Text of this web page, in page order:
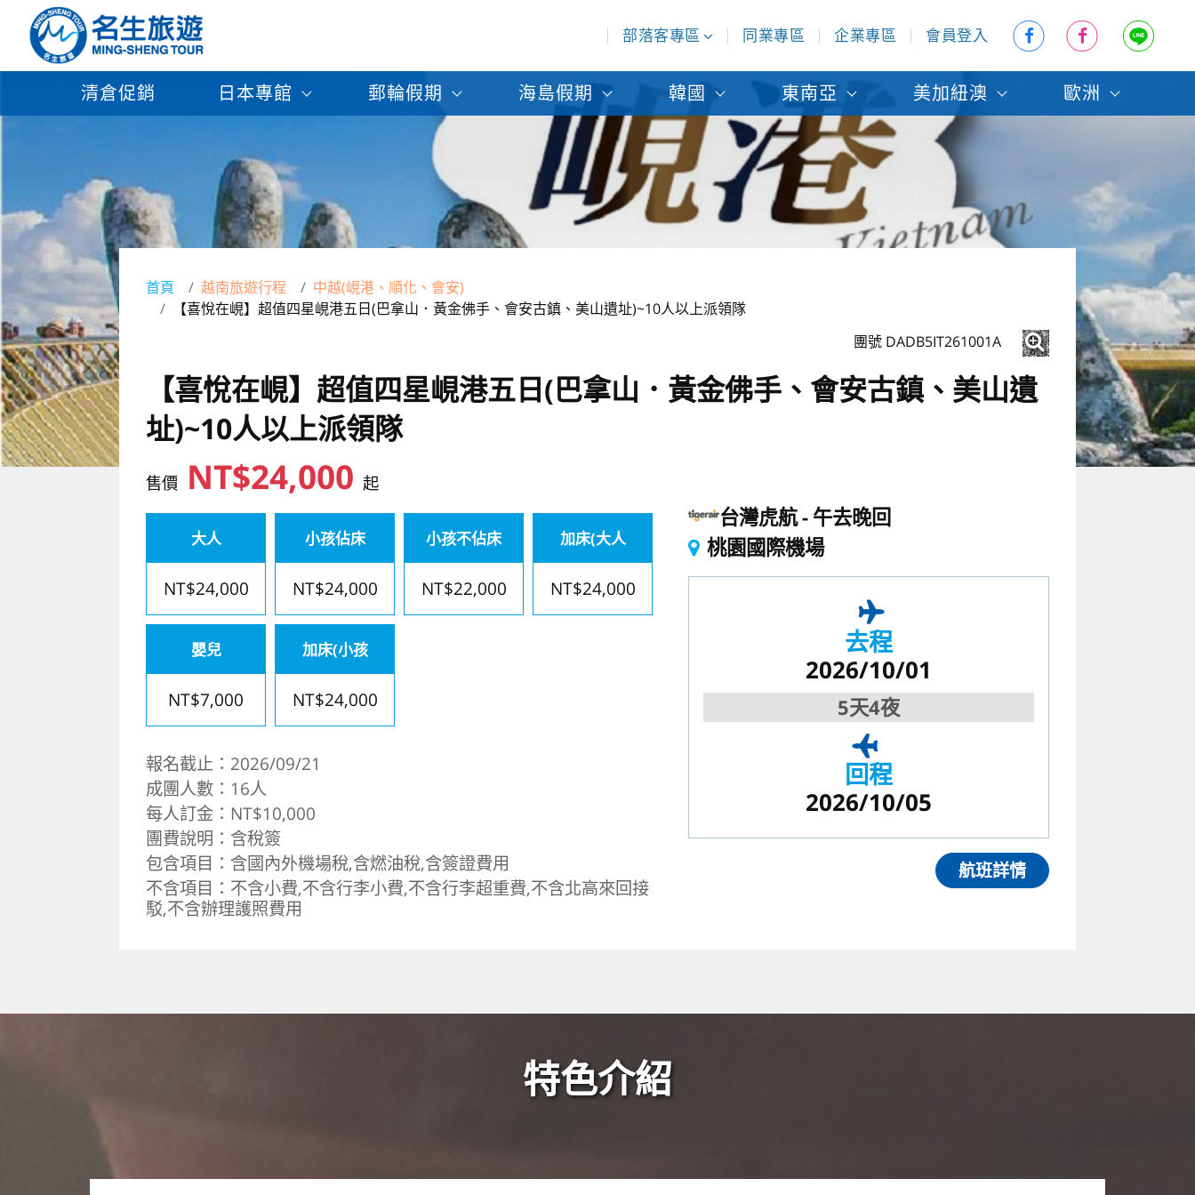
部落客專區 同業專區 企業專區 會員登入
清倉促銷 日本專館 郵輪假期 海島假期 韓國 東南亞 美加紐澳 歐洲
首頁 越南旅遊行程
中越(峴港、順化、會安)
【喜悅在峴】超值四星峴港五日(巴拿山．黃金佛手、會安古鎮、美山遺址)~10人以上派領隊
團號 DADB5IT261001A
【喜悅在峴】超值四星峴港五日(巴拿山．黃金佛手、會安古鎮、美山遺
址)~10人以上派領隊
售價 NT$24,000起
大人
NT$24,000
小孩佔床
NT$24,000
小孩不佔床
NT$22,000
加床(大人
NT$24,000
嬰兒
NT$7,000
加床(小孩
NT$24,000
報名截止：2026/09/21
成團人數：16人
每人訂金：NT$10,000
團費說明：含稅簽
包含項目：含國內外機場稅,含燃油稅,含簽證費用
不含項目：不含小費,不含行李小費,不含行李超重費,不含北高來回接
駁,不含辦理護照費用
台灣虎航 午去晚回
桃園國際機場
去程
2026/10/01
5天4夜
回程
2026/10/05
航班詳情
特色介紹